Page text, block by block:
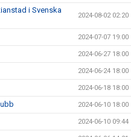
i Svenska
2024-08-02 02:20
2024-07-07 19:00
2024-06-27 18:00
2024-06-24 18:00
2024-06-18 18:00
2024-06-10 18:00
2024-06-10 09:44